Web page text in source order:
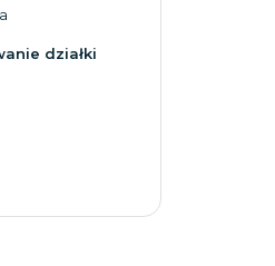
działki